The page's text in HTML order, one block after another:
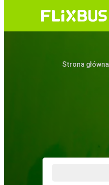
Strona główna